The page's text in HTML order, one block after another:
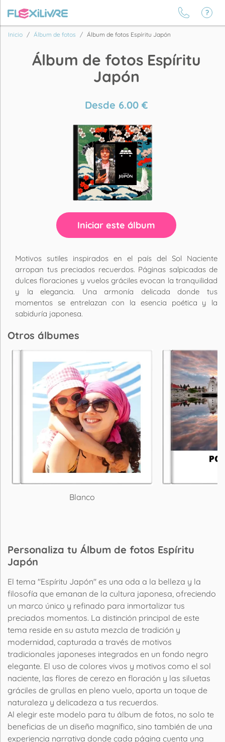
Inicio Álbum de fotos Álbum de fotos Espíritu Japón
Álbum de fotos Espíritu
Japón
Desde 6.00€
Iniciar este álbum
Motivos sutiles inspirados en el país del Sol Naciente
arropan tus preciados recuerdos. Páginas salpicadas de
dulces floraciones y vuelos gráciles evocan la tranquilidad
y la elegancia. Una armonía delicada donde tus
momentos se entrelazan con la esencia poética y la
sabiduría japonesa.
Otros álbumes
Blanco
Personaliza tu Álbum de fotos Espíritu
Japón
El tema "Espíritu Japón" es una oda a la belleza y la
filosofía que emanan de la cultura japonesa, ofreciendo
un marco único y refinado para inmortalizar tus
preciados momentos. La distinción principal de este
tema reside en su astuta mezcla de tradición y
modernidad, capturada a través de motivos
tradicionales japoneses integrados en un fondo negro
elegante. El uso de colores vivos y motivos como el sol
naciente, las flores de cerezo en floración y las siluetas
gráciles de grullas en pleno vuelo, aporta un toque de
naturaleza y delicadeza a tus recuerdos.
Al elegir este modelo para tu álbum de fotos, no solo te
beneficias de un diseño magnífico, sino también de una
experiencia narrativa donde cada página cuenta una